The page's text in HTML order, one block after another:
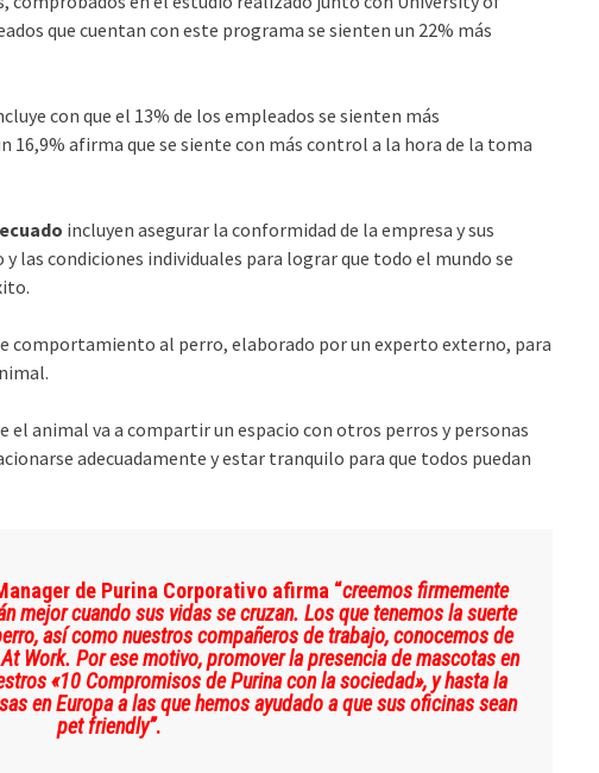
que cuentan con este programa se sienten un 22% más
con que el 13% de los empleados se sienten más
16,9% afirma que se siente con más control a la hora de la toma
incluyen asegurar la conformidad de la empresa y sus
las condiciones individuales para lograr que todo el mundo se
comportamiento al perro, elaborado por un experto externo, para
el animal va a compartir un espacio con otros perros y personas
adecuadamente y estar tranquilo para que todos puedan
de Purina Corporativo afirma “creemos firmemente
mejor cuando sus vidas se cruzan. Los que tenemos la suerte
así como nuestros compañeros de trabajo, conocemos de
Work. Por ese motivo, promover la presencia de mascotas en
«10 Compromisos de Purina con la sociedad», y hasta la
en Europa a las que hemos ayudado a que sus oficinas sean
pet friendly”.